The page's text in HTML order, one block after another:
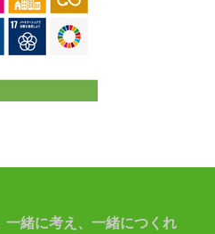
緒に考え、一緒につくれ